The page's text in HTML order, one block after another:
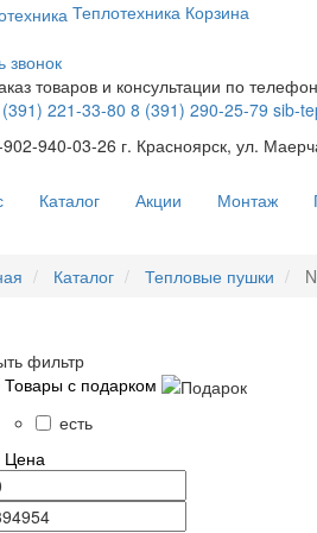
Теплотехника Корзина
звонок
товаров и консультации по
221-33-80 8 (391) 290-25-79 sib-
940-03-26 г. Красноярск, ул.
Каталог Акции Монтаж
Каталог Тепловые пушки
Товары с подарком
есть
Цена